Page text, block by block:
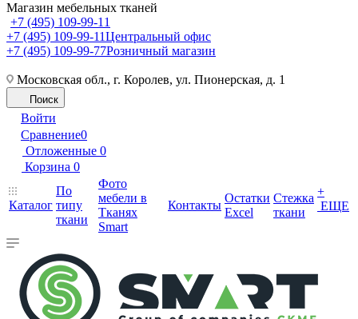
Магазин мебельных тканей
+7 (495) 109-99-11
+7 (495) 109-99-11Центральный офис
+7 (495) 109-99-77Розничный магазин
Московская обл., г. Королев, ул. Пионерская, д. 1
Поиск
Войти
Сравнение0
Отложенные 0
Корзина 0
Каталог
По
типу
ткани
Фото
мебели в
Тканях
Smart
Контакты
Остатки
Excel
Стежка
ткани
+
ЕЩЕ